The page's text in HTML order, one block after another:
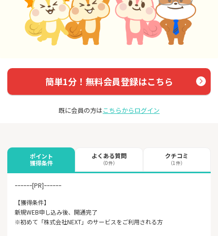
簡単1分！無料会員登録はこちら
既に会員の方はこちらからログイン
ポイント
獲得条件
よくある質問
（0件）
クチコミ
（1件）
ｰｰｰｰｰｰ[PR]ｰｰｰｰｰｰ
【獲得条件】
新規WEB申し込み後、開通完了
※初めて「株式会社NEXT」のサービスをご利用される方